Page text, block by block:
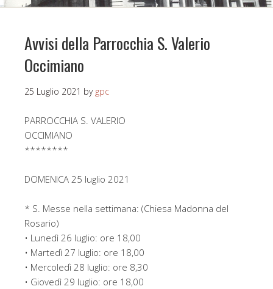
Avvisi della Parrocchia S. Valerio
Occimiano
25 Luglio 2021 by gpc
PARROCCHIA S. VALERIO
OCCIMIANO
********
DOMENICA 25 luglio 2021
* S. Messe nella settimana: (Chiesa Madonna del
Rosario)
• Lunedì 26 luglio: ore 18,00
• Martedì 27 luglio: ore 18,00
• Mercoledì 28 luglio: ore 8,30
• Giovedì 29 luglio: ore 18,00